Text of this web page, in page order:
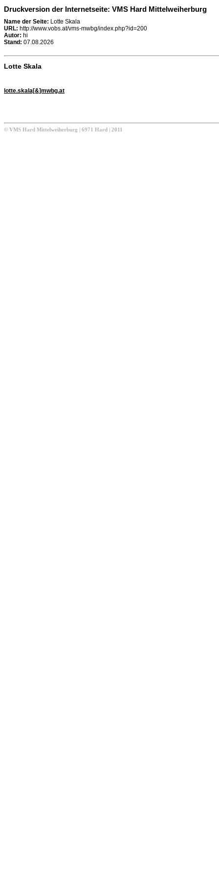
Druckversion der Internetseite: VMS Hard Mittelweiherburg
Name der Seite: Lotte Skala
URL: http://www.vobs.at/vms-mwbg/index.php?id=200
Autor: hi
Stand: 07.08.2026
Lotte Skala
lotte.skala[&]mwbg.at
© VMS Hard Mittelweiherburg | 6971 Hard | 2011